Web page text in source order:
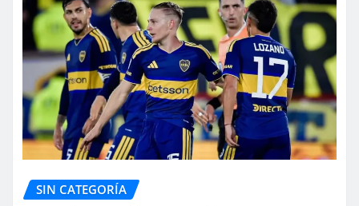
SIN CATEGORÍA